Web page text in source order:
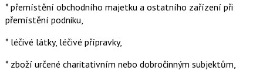
* přemístění obchodního majetku a ostatního zařízení při
přemístění podniku,
* léčivé látky, léčivé přípravky,
* zboží určené charitativním nebo dobročinným subjektům,